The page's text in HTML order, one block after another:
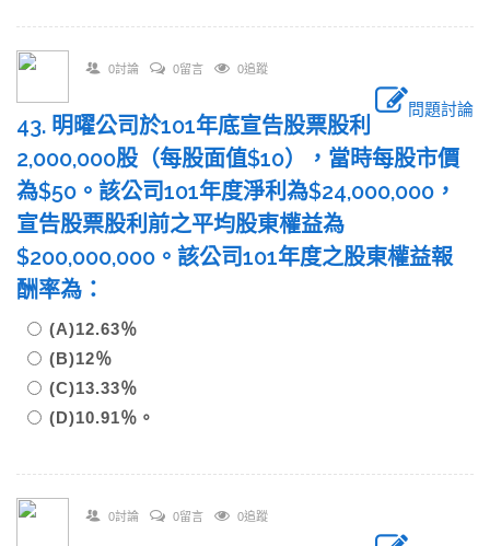
0討論 0留言 0追蹤
問題討論
43. 明曜公司於101年底宣告股票股利
2,000,000股（每股面值$10），當時每股市價
為$50。該公司101年度淨利為$24,000,000，
宣告股票股利前之平均股東權益為
$200,000,000。該公司101年度之股東權益報
酬率為：
(A)12.63％
(B)12％
(C)13.33％
(D)10.91％。
0討論 0留言 0追蹤